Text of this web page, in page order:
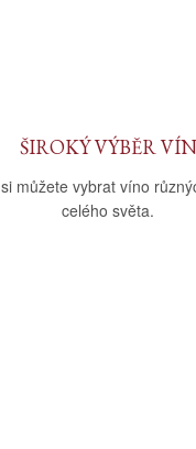
ŠIROKÝ VÝBĚR VÍN
můžete vybrat víno
celého světa.